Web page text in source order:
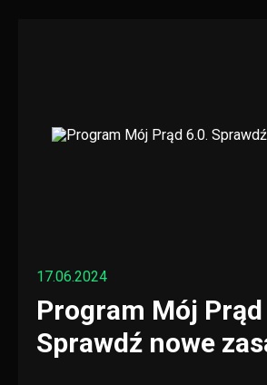
17.06.2024
Program Mój Prąd
Sprawdź nowe